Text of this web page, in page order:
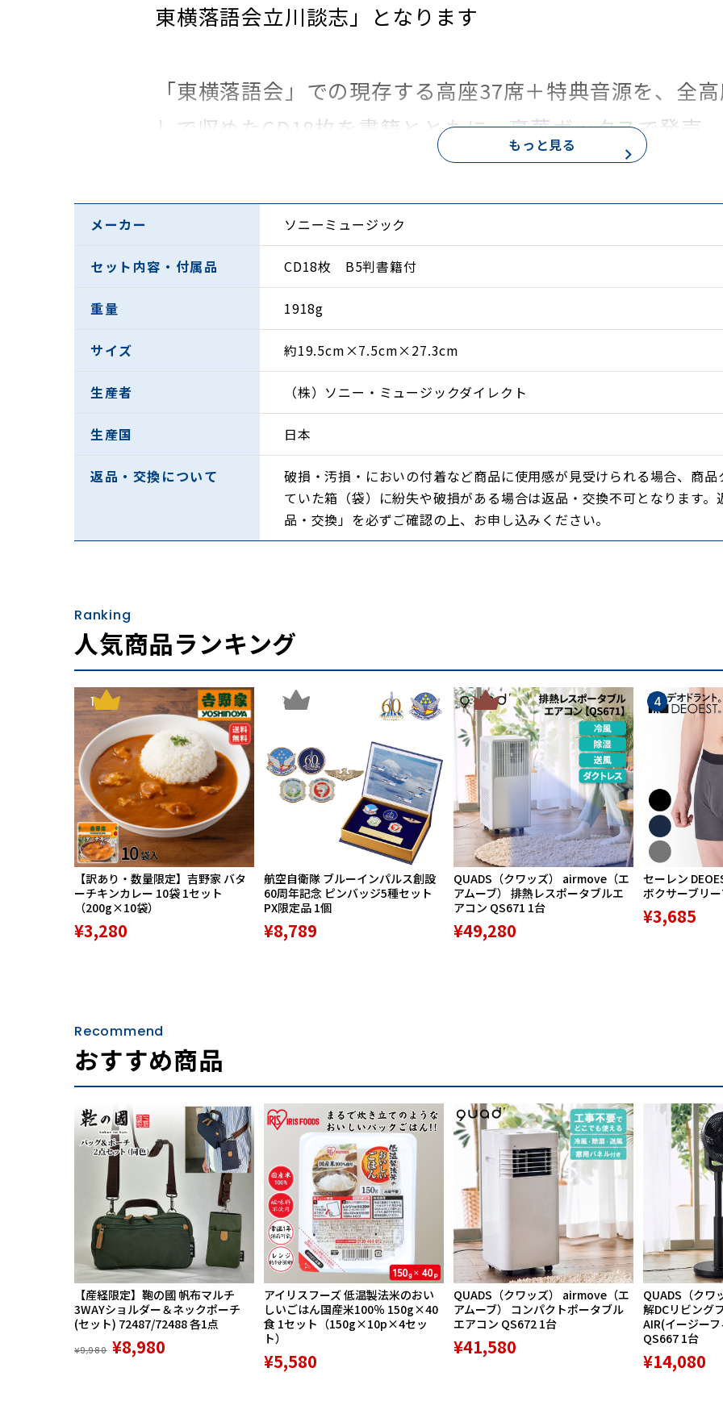
東横落語会立川談志」となります
「東横落語会」での現存する高座37席＋特典音源を、全
しで収めたCD18枚を書籍とともに、豪華ボックスで発売。
ほとんど同じ落語会に出ることのなかった、古今亭志ん朝
演。だからこそ、しのぎを削り、熱演・力演揃いの伝説
なったのが「東横落語会」でした。
40代の張りのある声も毒舌マクラも冴え渡り、晩年の家元
た違う刺激的な高座は必聴！
42〜49歳という脂ののりきった時代の高座は稀少で、世紀
音源と言っても過言ではありません。
晩年までかけていた「品川心中」「文七元結」「らくだ
八番がずらり。
超・特典音源には、落語協会脱退直後に行われた夢の鼎
人なり〜小さん、談志、小三治」と、自ら語った「東横
重な談志の生前インタビューも収められています。
第一集Disc1：
二階ぞめき 第208回 1978年4月28日（27分08秒）
文七元結 第216回 1978年12月28日（46分51秒）
Disc2：
品川心中 第219回 1979年3月30日（35分36秒）
らくだ 第221回 1979年5月30日（37分02秒）
粗忽長屋 第224回 1979年8月27日（22分19秒）
お化け長屋 第225回 1979年9月28日（30分02秒）
芝居の喧嘩 第233回 1980年5月30日（25分45秒）
Disc4：
木乃伊取り 第228回 1979年12月28日（40分35秒）
権助提灯 第2３１回 1980年3月24日（30分52秒）
第三集Disc5：
もっと見る
メーカー ソニーミュージック
セット内容・付属品 CD18枚 B5判書籍付
重量 1918g
サイズ 約19.5cm×7.5cm×27.3cm
生産者 （株）ソニー・ミュージックダイレクト
生産国 日本
返品・交換について
破損・汚損・においの付着など商品に使用感が見受けられる場合、商
ていた箱（袋）に紛失や破損がある場合は返品・交換不可となります
品・交換」を必ずご確認の上、お申し込みください。
Ranking
人気商品ランキング
1
【訳あり・数量限定】吉野家 バタ
ーチキンカレー 10袋 1セット
（200g×10袋）
¥3,280
2
航空自衛隊 ブルーインパルス創設
60周年記念 ピンバッジ5種セット
PX限定品 1個
¥8,789
3
QUADS（クワッズ） airmove（エ
アムーブ） 排熱レスポータブルエ
アコン QS671 1台
¥49,280
4
セーレン
ボクサーブリ
¥3,685
Recommend
おすすめ商品
【産経限定】鞄の國 帆布マルチ
3WAYショルダー＆ネックポーチ
(セット) 72487/72488 各1点
¥9,980 ¥8,980
アイリスフーズ 低温製法米のおい
しいごはん国産米100％ 150g×40
食 1セット（150g×10p×4セッ
ト）
¥5,580
QUADS（クワッズ） airmove（エ
アムーブ） コンパクトポータブル
エアコン QS672 1台
¥41,580
QUADS（クワ
解DCリビング
AIR(イージー
QS667 1台
¥14,080